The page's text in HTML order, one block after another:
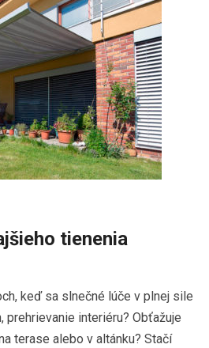
tienenia
keď sa slnečné lúče v plnej sile
prehrievanie interiéru? Obťažuje
terase alebo v altánku? Stačí